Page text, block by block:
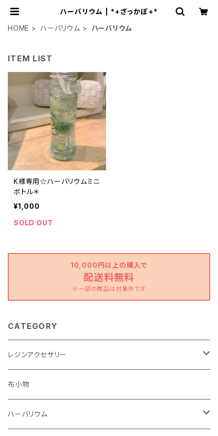
ハーバリウム | *+ざっかぽ+*
HOME
ハーバリウム ハーバリウム
ITEM LIST
K様専用☆ハーバリウムミニ
ボトル＊
¥1,000
SOLD OUT
10,000円以上の購入で
配送料無料
※一部の商品は対象外です
CATEGORY
レジンアクセサリー
ピアス・イヤリング
ストラップ
布小物
ハーバリウム